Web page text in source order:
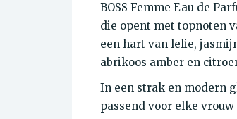
BOSS Femme Eau de
die opent met topnoten
een hart van lelie,
abrikoos amber en
In een strak en modern
passend voor elke